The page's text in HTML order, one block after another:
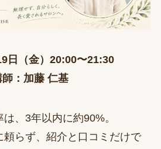
日（金）20:00〜21:30
師：加藤 仁基
、3年以内に約90%。
らず、紹介と口コミだけで